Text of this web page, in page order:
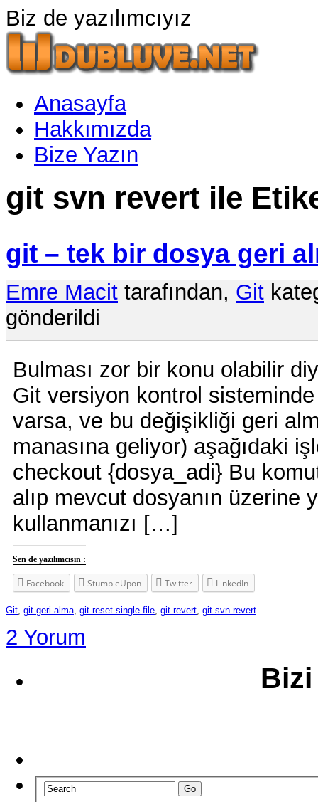
Biz de yazılımcıyız
Anasayfa
Hakkımızda
Bize Yazın
git svn revert ile
git – tek bir dosya geri
Emre Macit tarafından, Git
gönderildi
Bulması zor bir konu olabilir
Git versiyon kontrol
varsa, ve bu değişikliği geri
manasına geliyor) aşağıdaki
checkout {dosya_adi} Bu
alıp mevcut dosyanın
kullanmanızı […]
Sen de yazılımcısın :
Facebook StumbleUpon Twitter LinkedIn
Git, git geri alma, git reset single file, git revert, git svn revert
2 Yorum